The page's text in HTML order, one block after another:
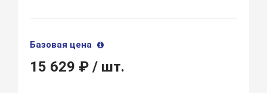
Базовая цена
15 629 ₽/ шт.